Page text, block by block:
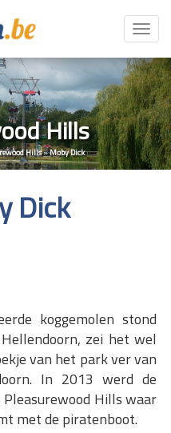
Hills
Hills»Moby Dick
Dick
koggemolen stond
zei het wel
van het park ver van
In 2013 werd de
Hills waar
met de piratenboot.